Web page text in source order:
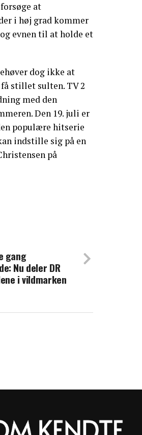
at
i høj grad kommer
evnen til at holde et
dog ikke at
stillet sulten. TV 2
med den
Den 19. juli er
populære hitserie
indstille sig på en
på
rygterne
gang
Nu deler DR
i vildmarken